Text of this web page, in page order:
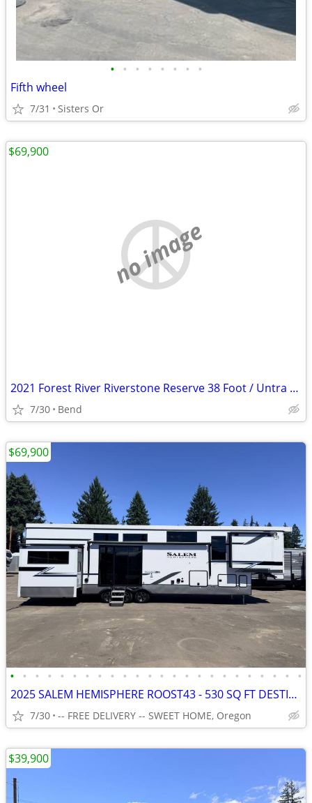
• • • • • • • •
Fifth wheel
7/31 Sisters Or
no image
2021 Forest River Riverstone Reserve 38 Foot / Untra Luxury Model
7/30 Bend
$69,900
• • • • • • • • • • • • • • • • • • • • • • • •
2025 SALEM HEMISPHERE ROOST43 - 530 SQ FT DESTINATION 5TH WHEEL
7/30 -- FREE DELIVERY -- SWEET HOME, Oregon
$69,900
$39,900